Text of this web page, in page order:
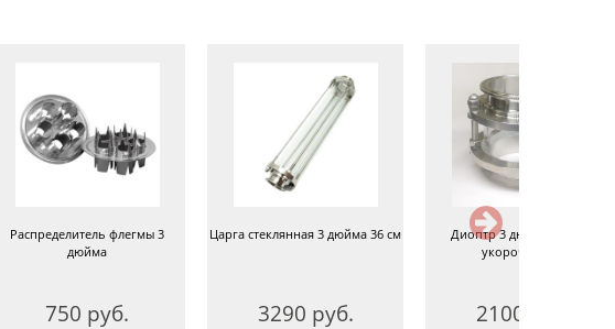
Распределитель флегмы 3
дюйма
750 руб.
Царга стеклянная 3 дюйма 36 см
3290 руб.
Диоптр 3 дюйма 105 мм,
укороченный
2100 руб.